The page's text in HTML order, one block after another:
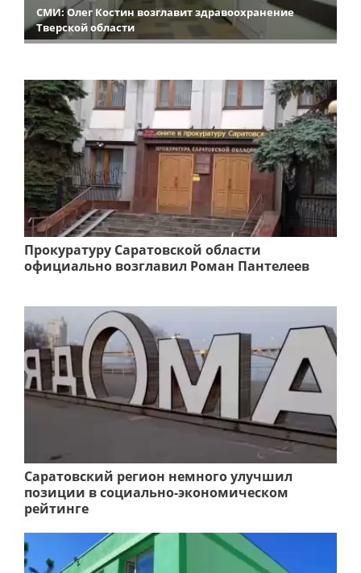
СМИ: Олег Костин возглавит здравоохранение
Тверской области
Прокуратуру Саратовской области
официально возглавил Роман Пантелеев
Саратовский регион немного улучшил
позиции в социально-экономическом
рейтинге